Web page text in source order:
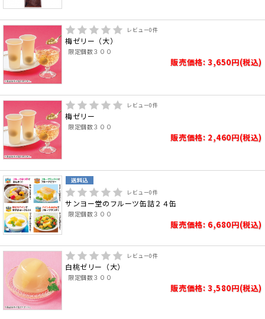
レビュー0件
梅ゼリー（大）
限定個数３００
販売価格: 3,650円(税込)
レビュー0件
梅ゼリー
限定個数３００
販売価格: 2,460円(税込)
レビュー0件
サンヨー堂のフルーツ缶詰２４缶
限定個数３００
販売価格: 6,680円(税込)
レビュー0件
白桃ゼリー（大）
限定個数３００
販売価格: 3,580円(税込)